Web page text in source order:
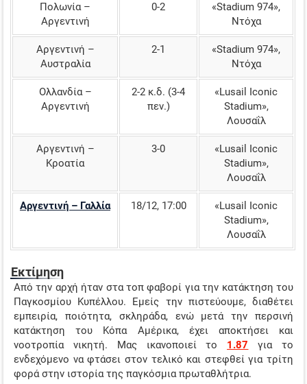
Πολωνία –
Αργεντινή
0-2
«Stadium 974»,
Ντόχα
Αργεντινή –
Αυστραλία
2-1
«Stadium 974»,
Ντόχα
Ολλανδία –
Αργεντινή
2-2 κ.δ. (3-4
πεν.)
«Lusail Iconic
Stadium»,
Λουσαΐλ
Αργεντινή –
Κροατία
3-0
«Lusail Iconic
Stadium»,
Λουσαΐλ
Αργεντινή – Γαλλία 18/12, 17:00
«Lusail Iconic
Stadium»,
Λουσαΐλ
Εκτίμηση
Από την αρχή ήταν στα τοπ φαβορί για την κατάκτηση του
Παγκοσμίου Κυπέλλου. Εμείς την πιστεύουμε, διαθέτει
εμπειρία, ποιότητα, σκληράδα, ενώ μετά την περσινή
κατάκτηση του Κόπα Αμέρικα, έχει αποκτήσει και
νοοτροπία νικητή. Μας ικανοποιεί το 1.87 για το
ενδεχόμενο να φτάσει στον τελικό και στεφθεί για τρίτη
φορά στην ιστορία της παγκόσμια πρωταθλήτρια.